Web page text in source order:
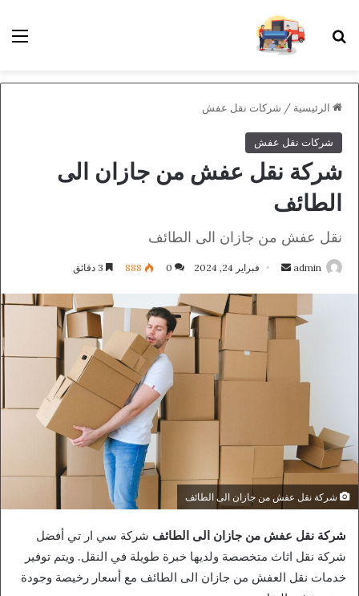
بحث عن
الرئيسية / شركات نقل عفش
شركات نقل عفش
شركة نقل عفش من جازان الى
الطائف
نقل عفش من جازان الى الطائف
admin
أرسل
إلكترونيا
فبراير 24, 2024 0
888
شركة نقل عفش من جازان الى الطائف
شركة نقل عفش من جازان الى الطائف شركة سي ار تي أفضل
شركة نقل اثاث متخصصة ولديها خبرة طويلة في النقل. ويتم توفير
خدمات نقل العفش من جازان الى الطائف مع أسعار رخيصة وجودة